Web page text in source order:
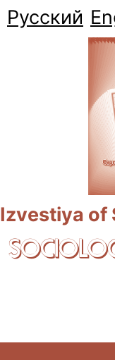
Русский
Izvestiya of